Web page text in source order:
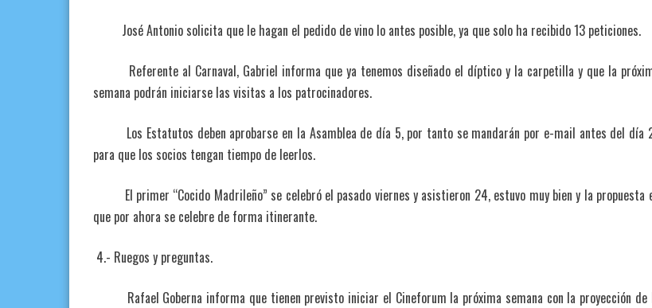
José Antonio solicita que le hagan el pedido de vino lo antes posible, ya que solo ha recibido 13 peticiones.
Referente al Carnaval, Gabriel informa que ya tenemos diseñado el díptico y la carpetilla y que la
semana podrán iniciarse las visitas a los patrocinadores.
Los Estatutos deben aprobarse en la Asamblea de día 5, por tanto se mandarán por e-mail antes del día
para que los socios tengan tiempo de leerlos.
El primer “Cocido Madrileño” se celebró el pasado viernes y asistieron 24, estuvo muy bien y la propuesta
que por ahora se celebre de forma itinerante.
4.- Ruegos y preguntas.
Rafael Goberna informa que tienen previsto iniciar el Cineforum la próxima semana con la proyección de